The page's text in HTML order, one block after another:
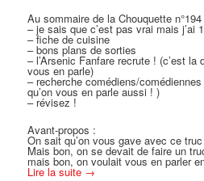
Au sommaire de la Chouquette n°194
– je sais que c’est pas vrai mais j’ai
– fiche de cuisine
– bons plans de sorties
– l’Arsenic Fanfare recrute ! (c’est la
vous en parle)
– recherche comédiens/
qu’on vous en parle aussi ! )
– révisez !
Avant-propos :
On sait qu’on vous gave avec ce
Mais bon, on se devait de faire un
mais bon, on voulait vous en parler
Lire la suite →